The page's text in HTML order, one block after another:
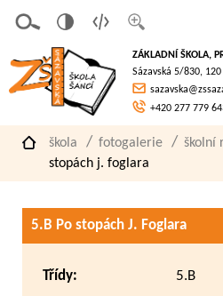
písmo
á
verze
pro
slaboz
raké
ZÁKLADNÍ ŠKOLA,
Sázavská 5/830,
+420 277 779
škola fotogalerie školní
stopách j. foglara
5.B Po stopách J. Foglara
Třídy: 5.B